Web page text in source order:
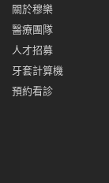
關於穆樂
醫療團隊
人才招募
牙套計算機
預約看診